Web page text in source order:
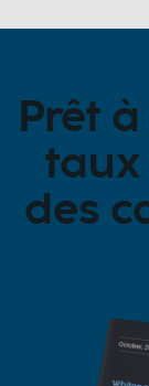
Prêt
taux
des